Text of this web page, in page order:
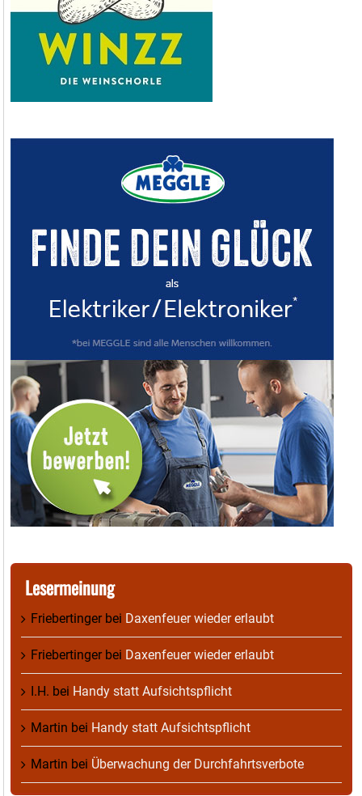
Lesermeinung
Friebertingerbei Daxenfeuer wieder erlaubt
Friebertingerbei Daxenfeuer wieder erlaubt
I.H. bei Handy statt Aufsichtspflicht
Martin bei Handy statt Aufsichtspflicht
Martin bei Überwachung der Durchfahrtsverbote